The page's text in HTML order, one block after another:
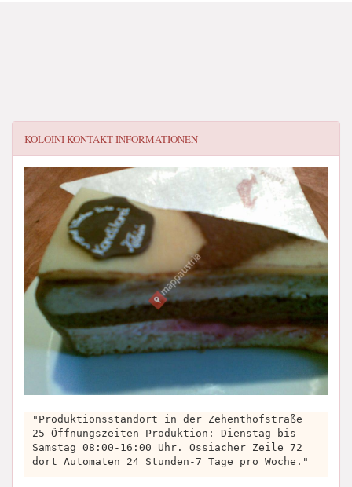
KOLOINIKONTAKT INFORMATIONEN
"Produktionsstandort in der Zehenthofstraße
25 Öffnungszeiten Produktion: Dienstag bis
Samstag 08:00-16:00 Uhr. Ossiacher Zeile 72
dort Automaten 24 Stunden-7 Tage pro Woche."